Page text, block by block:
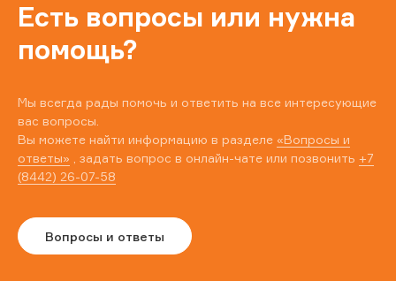
Есть вопросы или нужна
помощь?
Мы всегда рады помочь и ответить на все интересующие
вас вопросы.
Вы можете найти информацию в разделе «Вопросы и
ответы» , задать вопрос в онлайн-чате или позвонить +7
(8442) 26-07-58
Вопросы и ответы